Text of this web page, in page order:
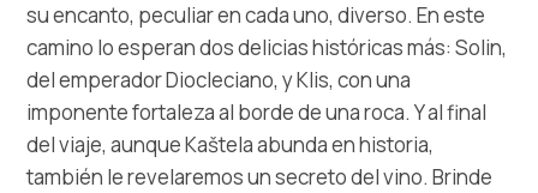
Villa Nika, Kamberovo šetalište 30,
21216 Kaštel Stari, Hrvatska
Instrucciones
su encanto, peculiar en cada uno, diverso. En este
camino lo esperan dos delicias históricas más: Solin,
del emperador Diocleciano, y Klis, con una
imponente fortaleza al borde de una roca. Y al final
del viaje, aunque Kaštela abunda en historia,
también le revelaremos un secreto del vino. Brinde